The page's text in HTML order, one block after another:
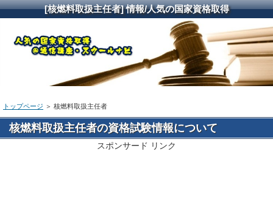
[核燃料取扱主任者] 情報/人気の国家資格取得
トップページ ＞ 核燃料取扱主任者
核燃料取扱主任者の資格試験情報について
スポンサード リンク